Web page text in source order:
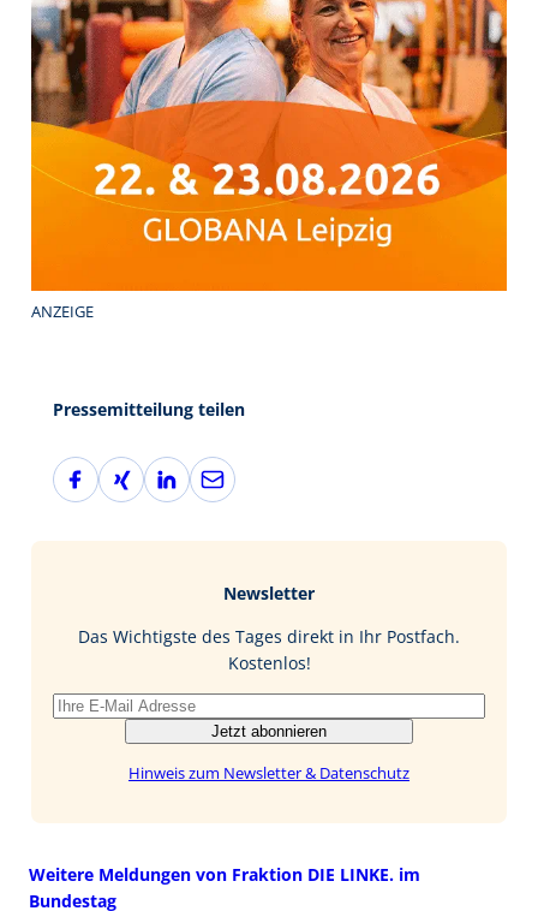
ANZEIGE
Pressemitteilung teilen
F
a
X
i
L
i
I
E
-
Newsletter
Das Wichtigste des Tages direkt in Ihr Postfach.
Kostenlos!
Jetzt abonnieren
Hinweis zum Newsletter & Datenschutz
Weitere Meldungen von Fraktion DIE LINKE. im
Bundestag